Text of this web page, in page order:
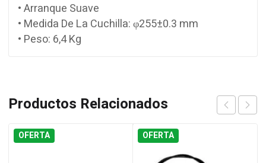
• Arranque Suave
• Medida De La Cuchilla: φ255±0.3 mm
• Peso: 6,4 Kg
Productos Relacionados
OFERTA OFERTA